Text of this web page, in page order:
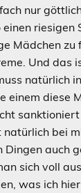
nur
riesigen
Mädchen zu
Und das
natürlich
einem diese
bei
Dingen auch
sich voll
was ich